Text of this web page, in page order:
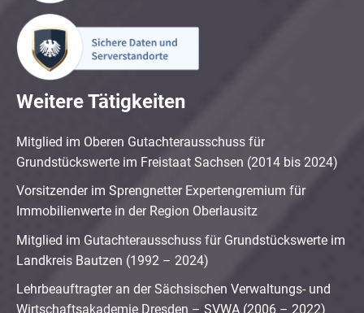
Weitere Tätigkeiten
Mitglied im Oberen Gutachterausschuss für
Grundstückswerte im Freistaat Sachsen (2014 bis 2024)
Vorsitzender im Sprengnetter Expertengremium für
Immobilienwerte in der Region Oberlausitz
Mitglied im Gutachterausschuss für Grundstückswerte im
Landkreis Bautzen (1992 – 2024)
Lehrbeauftragter an der Sächsischen Verwaltungs- und
Wirtschaftsakademie Dresden – SVWA (2006 – 2022)